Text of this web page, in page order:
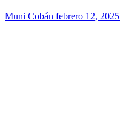
Muni Cobán febrero 12, 2025